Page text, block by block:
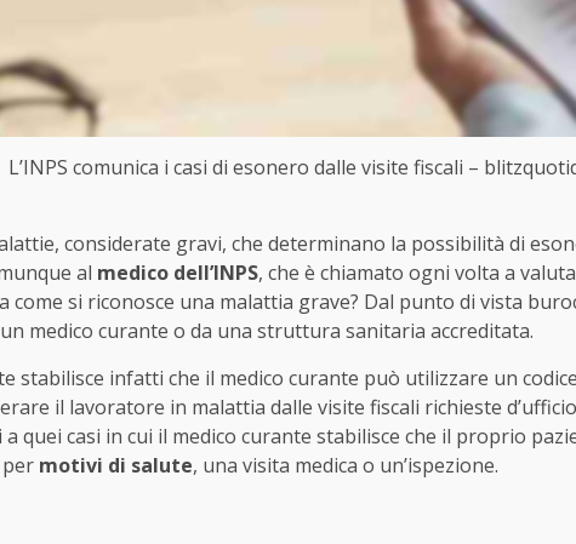
L’INPS comunica i casi di esonero dalle visite fiscali –
considerate gravi, che determinano la possibilità di
al medico dell’INPS, che è chiamato ogni volta a
come si riconosce una malattia grave? Dal punto di vista
medico curante o da una struttura sanitaria accreditata.
stabilisce infatti che il medico curante può utilizzare un
il lavoratore in malattia dalle visite fiscali richieste
quei casi in cui il medico curante stabilisce che il proprio
motivi di salute, una visita medica o un’ispezione.